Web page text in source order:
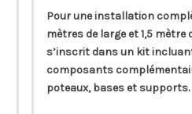
Pour une installation
mètres de large et 1,5 mètre
s’inscrit dans un kit
composants
poteaux, bases et supports.